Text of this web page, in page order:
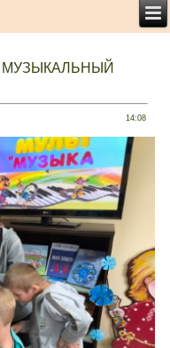
МУЗЫКАЛЬНЫЙ
14:08